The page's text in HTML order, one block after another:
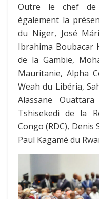
Outre le chef de
également la
du Niger, José
Ibrahima Boubacar
de la Gambie,
Mauritanie, Alpha
Weah du Libéria,
Alassane
Tshisekedi de la
Congo (RDC), Denis
Paul Kagamé du